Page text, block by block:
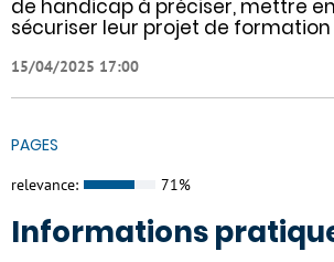
de handicap à préciser, mettre
sécuriser leur projet de formation
15/04/2025 17:00
PAGES
relevance: 71%
Informations